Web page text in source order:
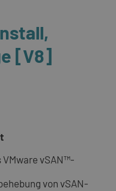
[V8]
vSAN™-
von vSAN-